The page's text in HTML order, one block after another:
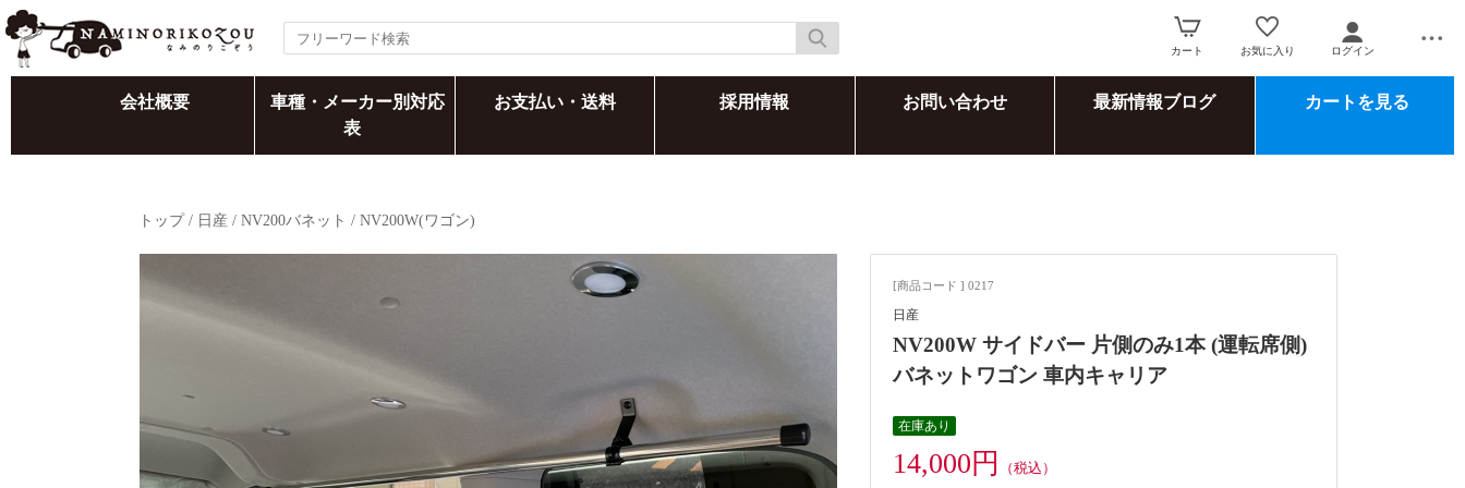
カート お気に入り ログイン
会社概要
車種・メーカー別対応
表
お支払い・送料 採用情報 お問い合わせ 最新情報ブログ カートを見る
トップ/ 日産 / NV200バネット / NV200W(ワゴン)
[商品コード ] 0217
日産
NV200W サイドバー 片側のみ1本 (運転席側)
バネットワゴン 車内キャリア
在庫あり
14,000円 （税込）